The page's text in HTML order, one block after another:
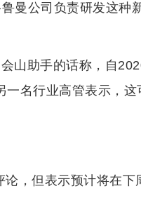
曼公司负责研发这种
山助手的话称，自
一名行业高管表示，这
，但表示预计将在下